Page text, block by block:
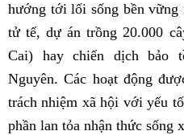
hướng tới lối sống bền
tử tế, dự án trồng 20.000
Cai) hay chiến dịch bảo
Nguyên. Các hoạt động
trách nhiệm xã hội với yếu
phần lan tỏa nhận thức sống